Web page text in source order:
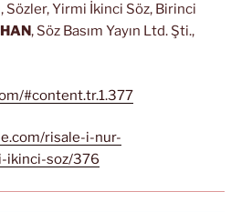
Sözler, Yirmi İkinci Söz, Birinci
, Söz Basım Yayın Ltd. Şti.,
#content.tr.1.377
risale-i-nur-
ikinci-soz/376